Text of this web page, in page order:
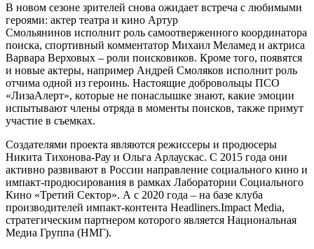
В новом сезоне зрителей снова ожидает встреча с любимыми
героями: актер театра и кино Артур
Смольянинов исполнит роль самоотверженного координатора
поиска, спортивный комментатор Михаил Меламед и актриса
Варвара Верховых – роли поисковиков. Кроме того, появятся
и новые актеры, например Андрей Смоляков исполнит роль
отчима одной из героинь. Настоящие добровольцы ПСО
«ЛизаАлерт», которые не понаслышке знают, какие эмоции
испытывают члены отряда в моменты поисков, также примут
участие в съемках.
Создателями проекта являются режиссеры и продюсеры
Никита Тихонова-Рау и Ольга Арлаускас. С 2015 года они
активно развивают в России направление социального кино и
импакт-продюсирования в рамках Лаборатории Социального
Кино «Третий Сектор». А с 2020 года – на базе клуба
производителей импакт-контента Headliners.Impact Media,
стратегическим партнером которого является Национальная
Медиа Группа (НМГ).